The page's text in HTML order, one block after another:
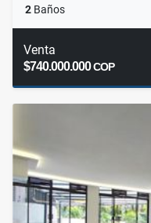
2 Baños
Venta
$740.000.000COP